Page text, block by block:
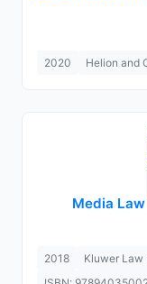
2020 Helion and
Media
2018
Kluwer Law